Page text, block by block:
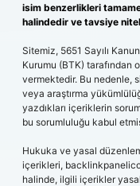
isim benzerlikleri
halindedir ve tavsiye
Sitemiz, 5651 Sayılı
Kurumu (BTK) tarafından
vermektedir. Bu nedenle,
veya araştırma
yazdıkları içeriklerin
bu sorumluluğu kabul
Hukuka ve yasal
içerikleri,
halinde, ilgili içerikler